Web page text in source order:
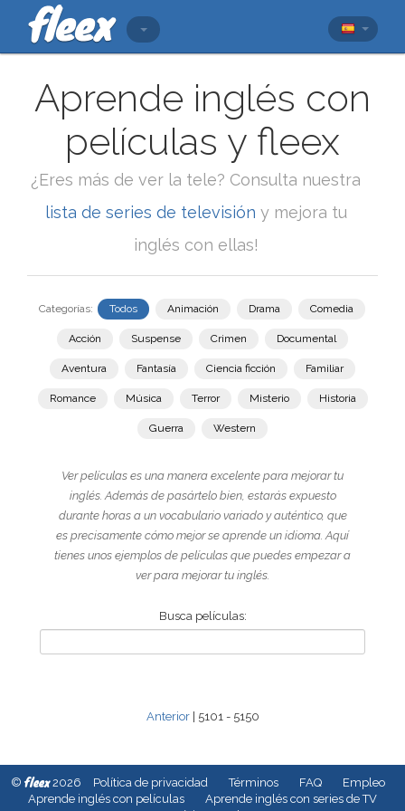
Aprende inglés con
películas y fleex
¿Eres más de ver la tele? Consulta nuestra
lista de series de televisión y mejora tu
inglés con ellas!
Categorías: Todos Animación Drama Comedia
Acción Suspense Crimen Documental
Aventura Fantasía Ciencia ficción Familiar
Romance Música Terror Misterio Historia
Guerra Western
Ver películas es una manera excelente para mejorar tu
inglés. Además de pasártelo bien, estarás expuesto
durante horas a un vocabulario variado y auténtico, que
es precisamente cómo mejor se aprende un idioma. Aquí
tienes unos ejemplos de películas que puedes empezar a
ver para mejorar tu inglés.
Busca películas:
Anterior| 5101 - 5150
© fleex2026 Política de privacidad Términos FAQ
Empleo
Aprende inglés con películas
Aprende inglés con series de TV